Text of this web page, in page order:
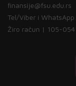
finansije@fsu.edu.rs
Tel/Viber i
Žiro račun | 105-